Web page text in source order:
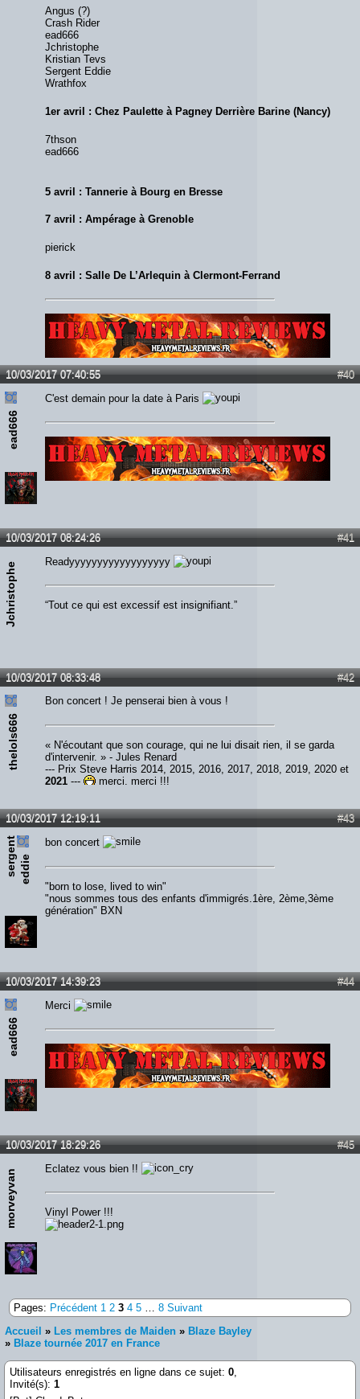
Angus (?)
Crash Rider
ead666
Jchristophe
Kristian Tevs
Sergent Eddie
Wrathfox
1er avril : Chez Paulette à Pagney Derrière Barine (Nancy)
7thson
ead666
5 avril : Tannerie à Bourg en Bresse
7 avril : Ampérage à Grenoble
pierick
8 avril : Salle De L’Arlequin à Clermont-Ferrand
Lien :http://heavymetalreviews.fr/
#40
10/03/2017 07:40:55
ead666
C'est demain pour la date à Paris
#41
10/03/2017 08:24:26
Jchristophe Readyyyyyyyyyyyyyyyyyy
“Tout ce qui est excessif est insignifiant.”
#42
10/03/2017 08:33:48
thelols666
Bon concert ! Je penserai bien à vous !
« N'écoutant que son courage, qui ne lui disait rien, il se garda
d'intervenir. » - Jules Renard
--- Prix Steve Harris 2014, 2015, 2016, 2017, 2018, 2019, 2020 et
2021 --- merci, merci !!!
#43
10/03/2017 12:19:11
s
e
rg
e
n
t
e
d
d
ie
bon concert
"born to lose, lived to win"
"nous sommes tous des enfants d'immigrés.1ère, 2ème,3ème
génération" BXN
#44
10/03/2017 14:39:23
ead666
Merci
#45
10/03/2017 18:29:26
morveyvan Eclatez vous bien !!
Vinyl Power !!!
Pages: Précédent 1 2 3 4 5 8 Suivant
Accueil » Les membres de Maiden » Blaze Bayley
» Blaze tournée 2017 en France
Utilisateurs enregistrés en ligne dans ce sujet: 0
Invité(s): 1